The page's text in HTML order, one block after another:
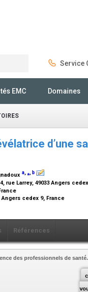
Service
EMC Domaines
d’une
a,⁎, b
rue Larrey, 49033 Angers
Angers cedex 9, France
Références
des professionnels de santé.